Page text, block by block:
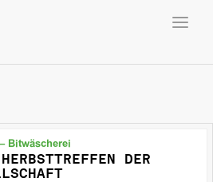
Bitwäscherei
DER